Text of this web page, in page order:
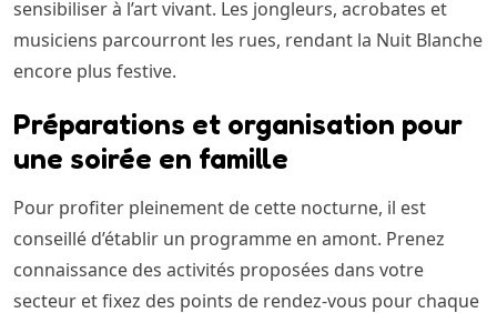
sensibiliser à l’art vivant. Les jongleurs, acrobates et
musiciens parcourront les rues, rendant la Nuit Blanche
encore plus festive.
Préparations et organisation pour
une soirée en famille
Pour profiter pleinement de cette nocturne, il est
conseillé d’établir un programme en amont. Prenez
connaissance des activités proposées dans votre
secteur et fixez des points de rendez-vous pour chaque